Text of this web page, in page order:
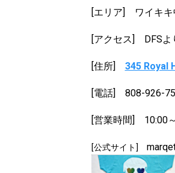
[エリア] ワイキキ
[アクセス] DFSよ
[住所] 345 Royal
[電話] 808-926-
[営業時間] 10:00
[公式サイト]